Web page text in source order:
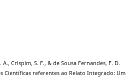
Crispim, S. F., & de Sousa Fernandes, F. D.
Científicas referentes ao Relato Integrado: Um